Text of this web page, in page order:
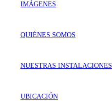
IMÁGENES
QUIÉNES SOMOS
NUESTRAS INSTALACIONES
UBICACIÓN